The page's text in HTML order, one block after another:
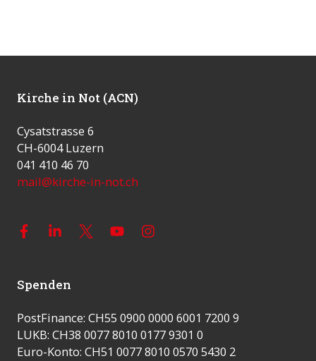
Kirche in Not (ACN)
Cysatstrasse 6
CH-6004 Luzern
041 410 46 70
mail@kirche-in-not.ch
Spenden
PostFinance: CH55 0900 0000 6001 7200 9
LUKB: CH38 0077 8010 0177 9301 0
Euro-Konto: CH51 0077 8010 0570 5430 2